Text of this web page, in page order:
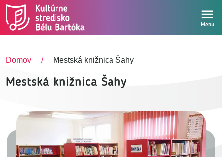
Skočiť na hlavný obsah
Menu
Domov Mestská knižnica Šahy
Mestská knižnica Šahy